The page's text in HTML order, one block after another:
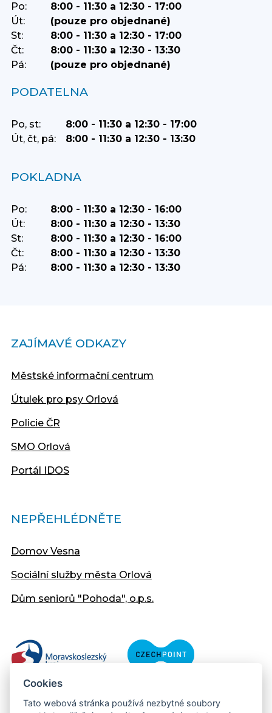
Po:
8:00 - 11:30 a 12:30 - 17:00
Út:
(pouze pro objednané)
St:
8:00 - 11:30 a 12:30 - 17:00
Čt:
8:00 - 11:30 a 12:30 - 13:30
Pá:
(pouze pro objednané)
PODATELNA
Po, st:
8:00 - 11:30 a 12:30 - 17:00
Út, čt, pá:
8:00 - 11:30 a 12:30 - 13:30
POKLADNA
Po:
8:00 - 11:30 a 12:30 - 16:00
Út:
8:00 - 11:30 a 12:30 - 13:30
St:
8:00 - 11:30 a 12:30 - 16:00
Čt:
8:00 - 11:30 a 12:30 - 13:30
Pá:
8:00 - 11:30 a 12:30 - 13:30
ZAJÍMAVÉ ODKAZY
Městské informační centrum
Útulek pro psy Orlová
Policie ČR
SMO Orlová
Portál IDOS
NEPŘEHLÉDNĚTE
Domov Vesna
Sociální služby města Orlová
Dům seniorů "Pohoda", o.p.s.
Cookies
Tato webová stránka používá nezbytné soubory